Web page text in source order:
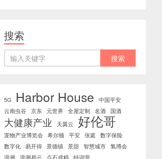
搜索
5G Harbor House
中国平安
云南虫谷 京东 元世界 全屋定制 名酒 国酒
大健康产业 天翼云 好伦哥
宠物产业博览会 希尔顿 平安 张庭
数字保险
数字化 易开得 景德镇 景甜 智慧城市 氢博会
浪潮 浪潮易云 点石成精 特训营